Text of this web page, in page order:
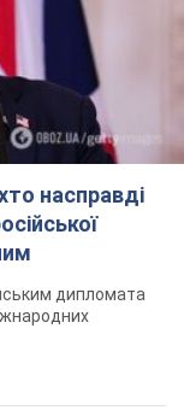
насправді
дипломата